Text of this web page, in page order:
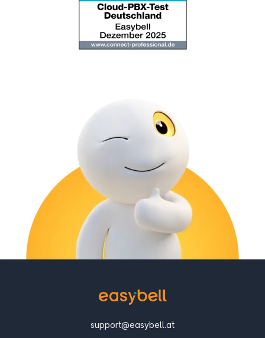
support@easybell.at